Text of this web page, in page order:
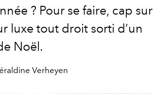
? Pour se faire, cap sur
luxe tout droit sorti d’un
Noël.
Verheyen